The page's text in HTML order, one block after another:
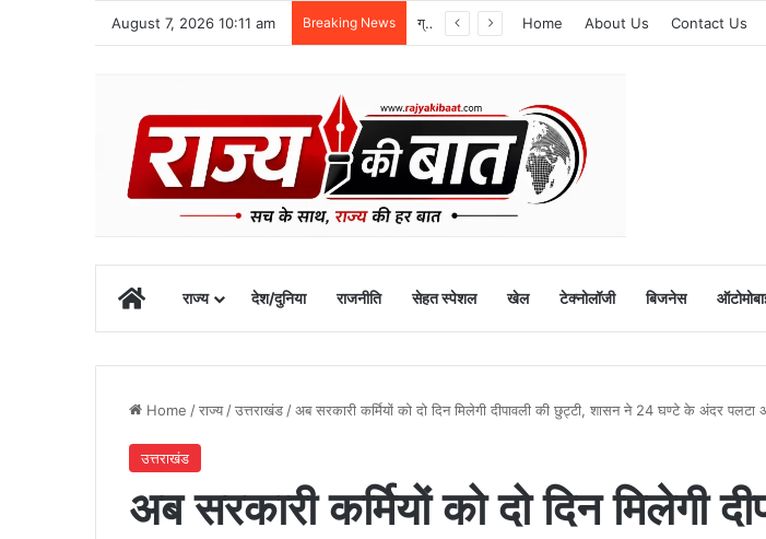
August 7, 2026 10:11 am Breaking News ग्राफिक एरा को बड़ी सफलता, एनएमसी ने 250 एमबीबीएस सीटों को दी मंजूरी Home About Us Contact Us
Homeराज्य देश/दुनिया राजनीति सेहत स्पेशल खेल टेक्नोलॉजी बिजनेस
Home /राज्य /उत्तराखंड /अब सरकारी कर्मियों को दो दिन मिलेगी दीपावली की छुट्टी, शासन ने 24 घण्टे के अंदर
उत्तराखंड
अब सरकारी कर्मियों को दो दिन मिलेगी